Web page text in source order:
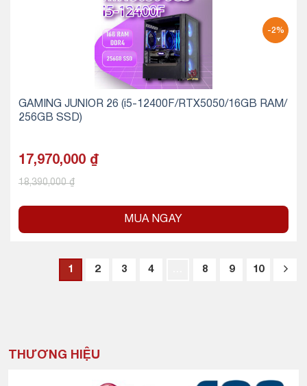
-2%
GAMING JUNIOR 26 (i5-12400F/RTX5050/16GB RAM/
256GB SSD)
17,970,000 ₫
18,390,000₫
MUA NGAY
1 2 3 4 8 9 10
THƯƠNG HIỆU